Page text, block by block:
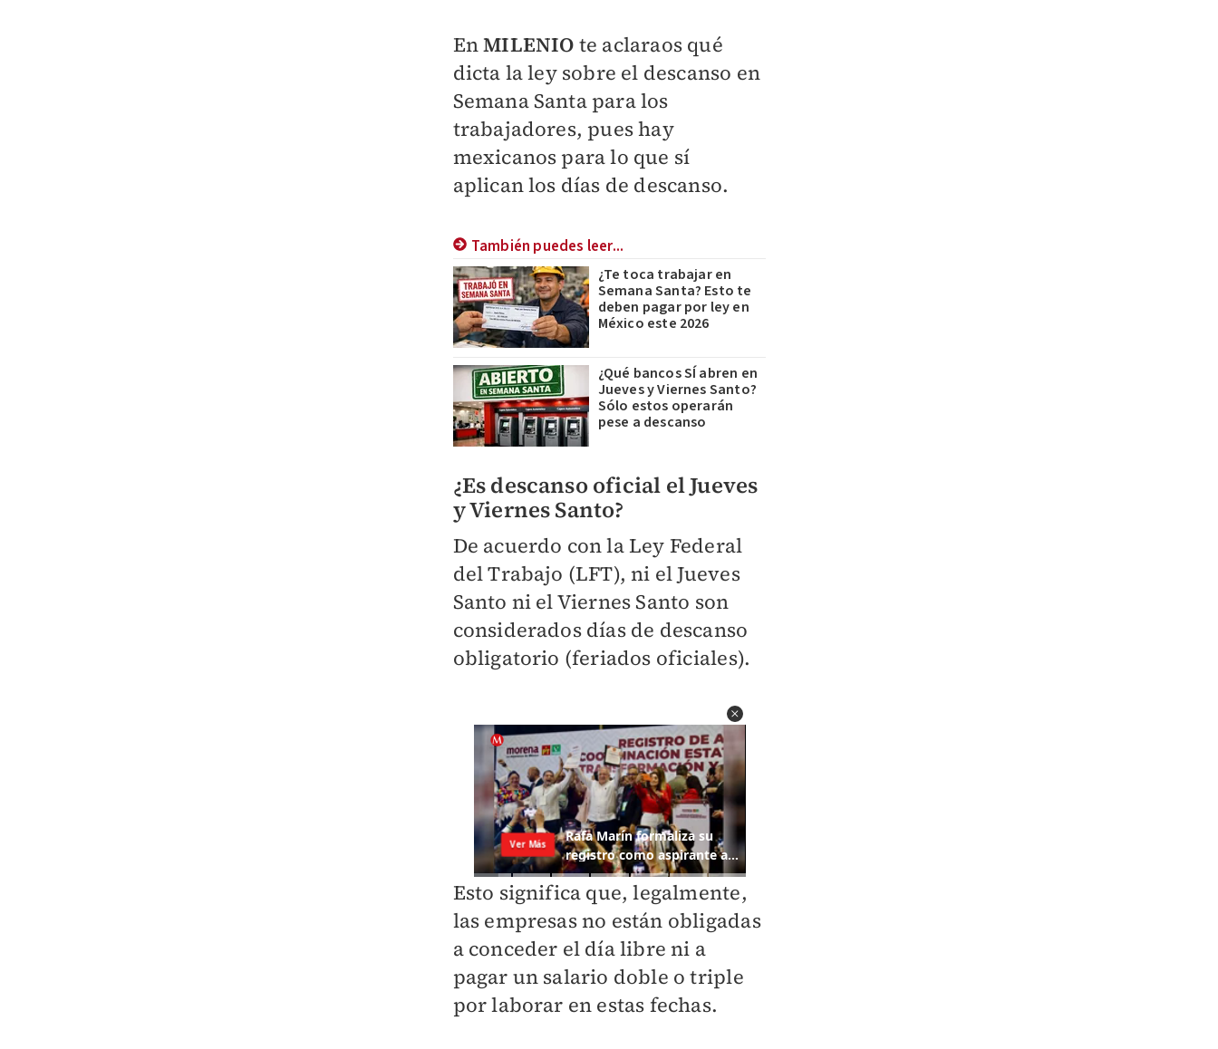
EnMILENIO te aclaraos qué
dicta la ley sobre el descanso en
Semana Santa para los
trabajadores, pues hay
mexicanos para lo que sí
aplican los días de descanso.
También puedes leer...
¿Te toca trabajar en
Semana Santa? Esto te
deben pagar por ley en
México este 2026
¿Qué bancos SÍ abren en
Jueves y Viernes Santo?
Sólo estos operarán
pese a descanso
¿Es descanso oficial el Jueves
y Viernes Santo?
De acuerdo con la Ley Federal
del Trabajo (LFT), ni el Jueves
Santo ni el Viernes Santo son
considerados días de descanso
obligatorio (feriados oficiales).
Esto significa que, legalmente,
las empresas no están obligadas
a conceder el día libre ni a
pagar un salario doble o triple
por laborar en estas fechas.